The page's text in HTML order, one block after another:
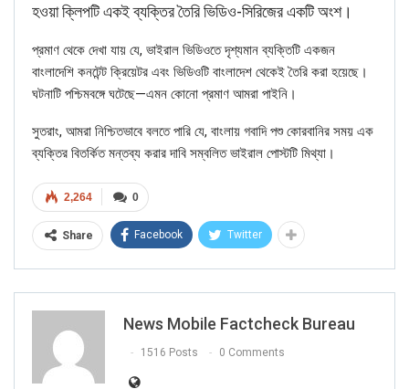
হওয়া ক্লিপটি একই ব্যক্তির তৈরি ভিডিও-সিরিজের একটি অংশ।
প্রমাণ থেকে দেখা যায় যে, ভাইরাল ভিডিওতে দৃশ্যমান ব্যক্তিটি একজন
বাংলাদেশি কনটেন্ট ক্রিয়েটর এবং ভিডিওটি বাংলাদেশ থেকেই তৈরি করা হয়েছে।
ঘটনাটি পশ্চিমবঙ্গে ঘটেছে—এমন কোনো প্রমাণ আমরা পাইনি।
সুতরাং, আমরা নিশ্চিতভাবে বলতে পারি যে, বাংলায় গবাদি পশু কোরবানির সময় এক
ব্যক্তির বিতর্কিত মন্তব্য করার দাবি সম্বলিত ভাইরাল পোস্টটি মিথ্যা।
0
2,264
Share Facebook Twitter
News Mobile Factcheck Bureau
1516 Posts 0 Comments